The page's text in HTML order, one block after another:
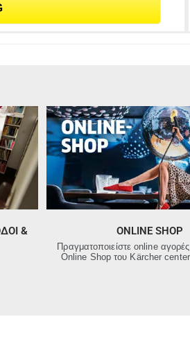
&
ONLINE SHOP
Πραγματοποιείστε online
Online Shop του Kärcher